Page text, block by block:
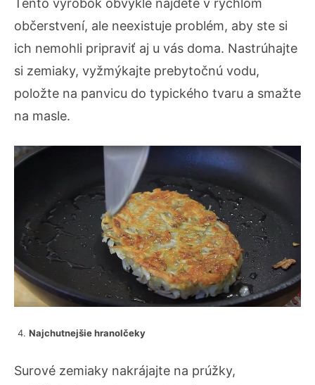
občerstvení, ale neexistuje problém, aby ste si
ich nemohli pripraviť aj u vás doma. Nastrúhajte
si zemiaky, vyžmýkajte prebytočnú vodu,
položte na panvicu do typického tvaru a smažte
na masle.
Najchutnejšie hranolčeky
Surové zemiaky nakrájajte na prúžky,